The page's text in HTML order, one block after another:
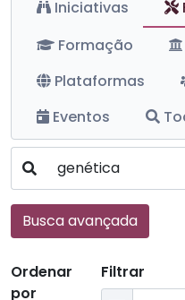
Iniciativas
Formação
Plataformas
Eventos
Busca avançada
Ordenar
por
Filtrar